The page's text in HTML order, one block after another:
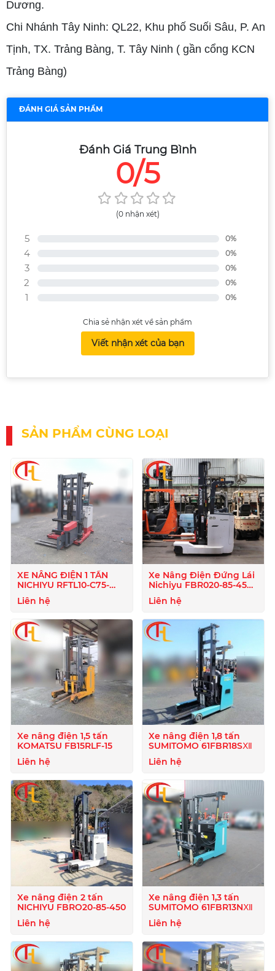
Dương.
Chi Nhánh Tây Ninh: QL22, Khu phố Suối Sâu, P. An
Tịnh, TX. Trảng Bàng, T. Tây Ninh ( gần cổng KCN
Trảng Bàng)
ĐÁNH GIÁ SẢN PHẨM
Đánh Giá Trung Bình
0/5
(0 nhận xét)
5 0%
4 0%
3 0%
2 0%
1 0%
Chia sẻ nhận xét về sản phẩm
Viết nhận xét của bạn
SẢN PHẨM CÙNG LOẠI
XE NÂNG ĐIỆN 1 TẤN
NICHIYU RFTL10-C75-
500M
Liên hệ
Xe Nâng Điện Đứng Lái
Nichiyu FBR020-85-450
-2 Tấn
Liên hệ
Xe nâng điện 1,5 tấn
KOMATSU FB15RLF-15
Liên hệ
Xe nâng điện 1,8 tấn
SUMITOMO 61FBR18SⅫ
Liên hệ
Xe nâng điện 2 tấn
NICHIYU FBRO20-85-450
Liên hệ
Xe nâng điện 1,3 tấn
SUMITOMO 61FBR13NⅫ
Liên hệ